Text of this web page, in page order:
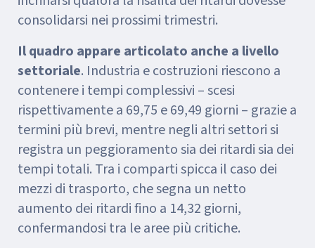
consolidarsi nei prossimi trimestri.
Il quadro appare articolato anche a livello
settoriale. Industria e costruzioni riescono a
contenere i tempi complessivi – scesi
rispettivamente a 69,75 e 69,49 giorni – grazie a
termini più brevi, mentre negli altri settori si
registra un peggioramento sia dei ritardi sia dei
tempi totali. Tra i comparti spicca il caso dei
mezzi di trasporto, che segna un netto
aumento dei ritardi fino a 14,32 giorni,
confermandosi tra le aree più critiche.